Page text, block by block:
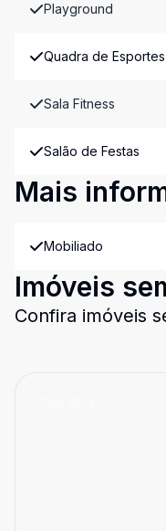
Playground
Quadra de Esportes
Sala Fitness
Salão de Festas
Mais
Mobiliado
Imóveis
Confira imóveis